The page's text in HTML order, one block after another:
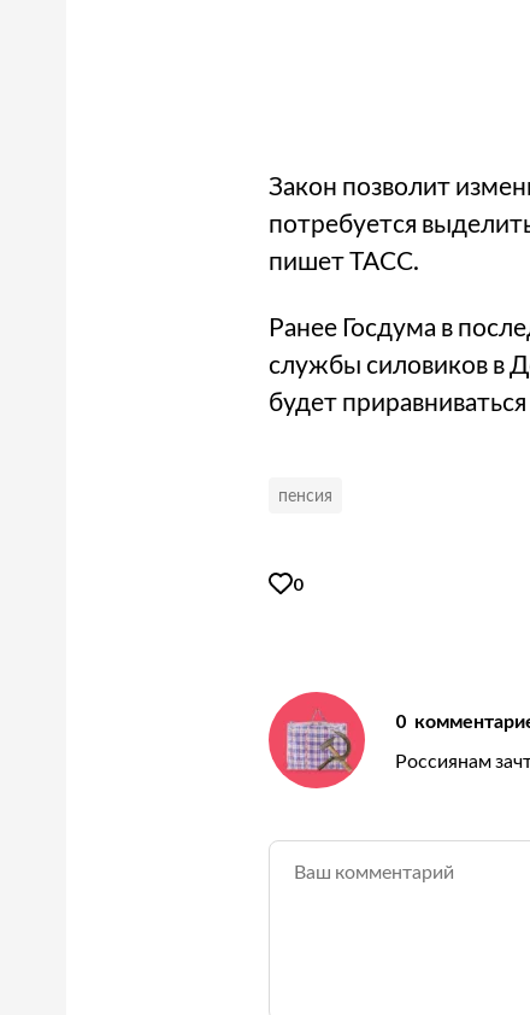
Закон позволит
потребуется
пишет ТАСС.
Ранее Госдума в
службы силовиков в
будет
пенсия
0
0
Россиянам